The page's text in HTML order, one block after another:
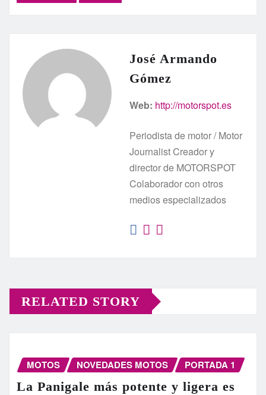
José Armando
Gómez
Web: http://motorspot.es
Periodista de motor / Motor
Journalist Creador y
director de MOTORSPOT
Colaborador con otros
medios especializados
RELATED STORY
MOTOS NOVEDADES MOTOS PORTADA 1
La Panigale más potente y ligera es